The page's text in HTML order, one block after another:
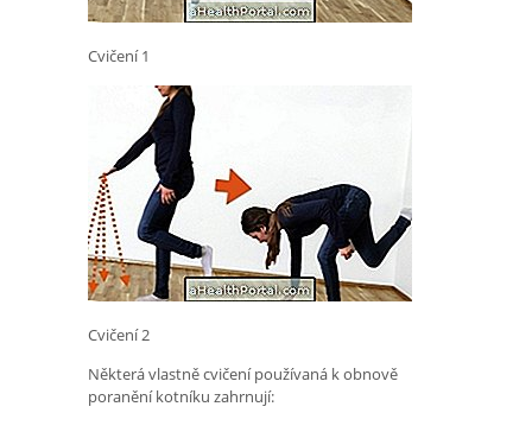
Cvičení 1
Cvičení 2
Některá vlastně cvičení používaná k obnově
poranění kotníku zahrnují: